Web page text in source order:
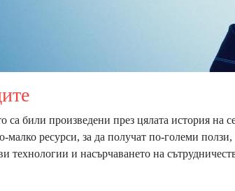
били произведени през цялата история на
малко ресурси, за да получат по-големи ползи,
технологии и насърчаването на